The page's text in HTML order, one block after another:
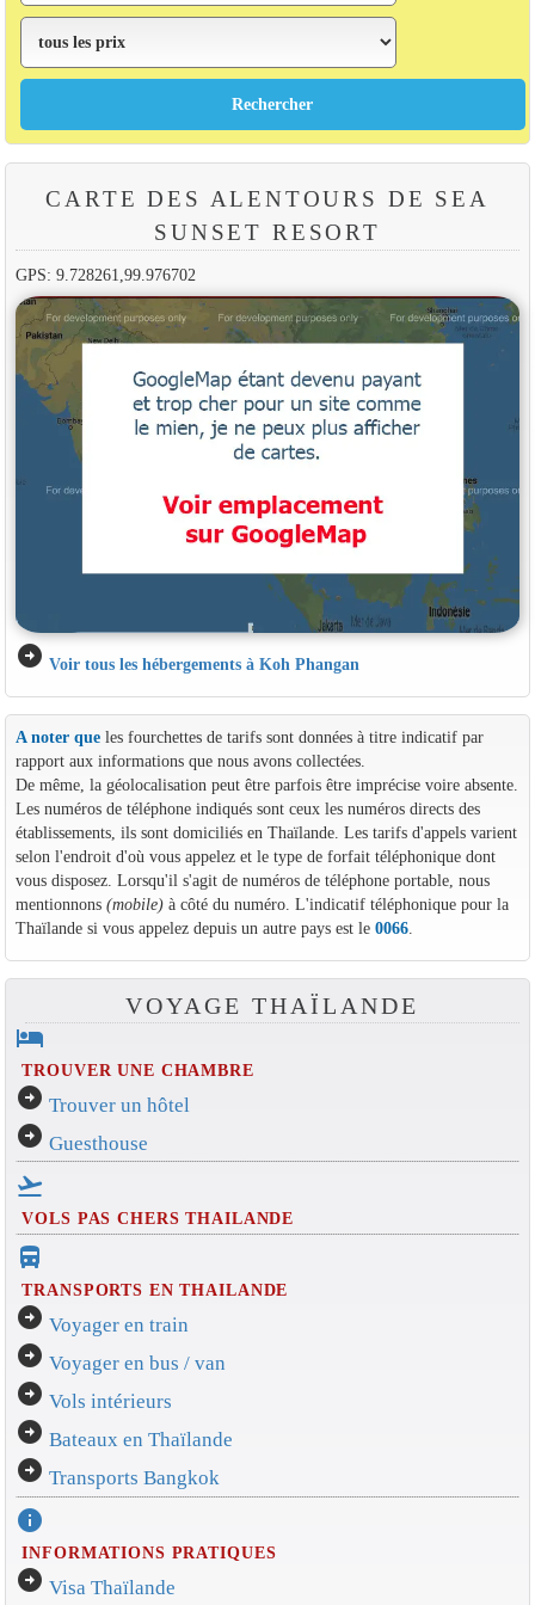
CARTE DES ALENTOURS DE SEA
SUNSET RESORT
GPS: 9.728261,99.976702
arrow_circle_right Voir tous les hébergements à Koh Phangan
A noter queles fourchettes de tarifs sont données à titre indicatif par
rapport aux informations que nous avons collectées.
De même, la géolocalisation peut être parfois être imprécise voire absente.
Les numéros de téléphone indiqués sont ceux les numéros directs des
établissements, ils sont domiciliés en Thaïlande. Les tarifs d'appels varient
selon l'endroit d'où vous appelez et le type de forfait téléphonique dont
vous disposez. Lorsqu'il s'agit de numéros de téléphone portable, nous
mentionnons (mobile)à côté du numéro. L'indicatif téléphonique pour la
Thaïlande si vous appelez depuis un autre pays est le 0066.
VOYAGE THAÏLANDE
hotel
TROUVER UNE CHAMBRE
arrow_circle_right Trouver un hôtel
arrow_circle_right Guesthouse
flight_takeoff
VOLS PAS CHERS THAILANDE
directions_bus_filled
TRANSPORTS EN THAILANDE
arrow_circle_right Voyager en train
arrow_circle_right Voyager en bus / van
arrow_circle_right Vols intérieurs
arrow_circle_right Bateaux en Thaïlande
arrow_circle_right Transports Bangkok
info
INFORMATIONS PRATIQUES
arrow_circle_right Visa Thaïlande